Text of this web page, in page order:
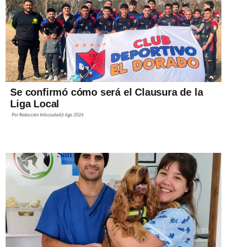
Se confirmó cómo será el Clausura de la
Liga Local
PorRedacción Infociudad6 Ago 2026